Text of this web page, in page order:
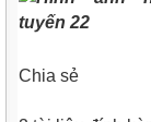
Chia sẻ